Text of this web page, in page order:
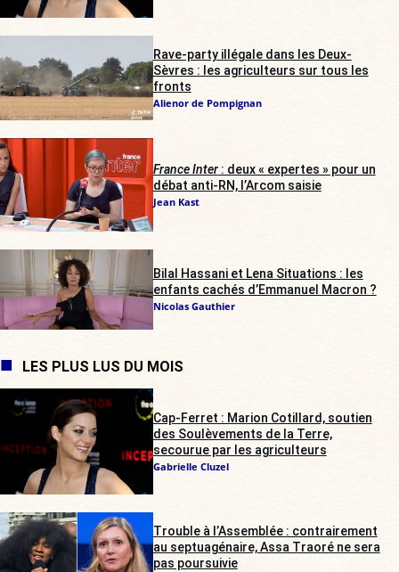
Rave-party illégale dans les Deux-
Sèvres : les agriculteurs sur tous les
fronts
Alienor de Pompignan
France Inter: deux « expertes » pour un
débat anti-RN, l’Arcom saisie
Jean Kast
Bilal Hassani et Lena Situations : les
enfants cachés d’Emmanuel Macron ?
Nicolas Gauthier
LES PLUS LUS DU MOIS
Cap-Ferret : Marion Cotillard, soutien
des Soulèvements de la Terre,
secourue par les agriculteurs
Gabrielle Cluzel
Trouble à l’Assemblée : contrairement
au septuagénaire, Assa Traoré ne sera
pas poursuivie